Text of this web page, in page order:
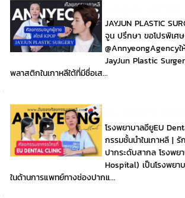
JAYJUN PLASTIC
จูน ปรึกษา ขอโปรพิเศ
@AnnyeongAgency
JayJun Plastic
พลาสติกในเกาหลีใต้ที่มีชื่อเส...
โรงพยาบาลอียูEU
กรรมชั้นนำในเกาหลี |
ปากระดับสากล โรงพย
Hospital) เป็นโรงพยา
ในด้านการแพทย์ทางช่องปากแ...